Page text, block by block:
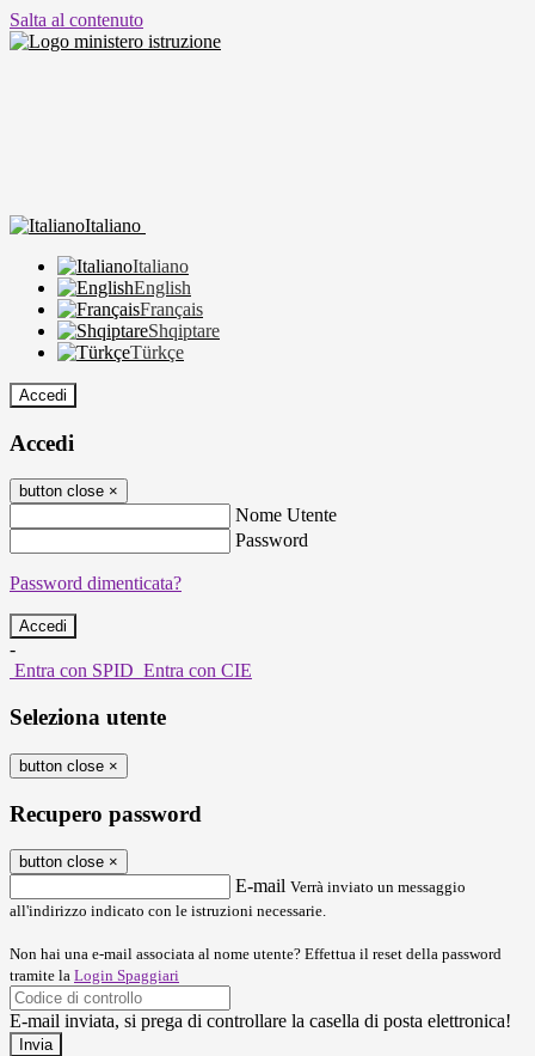
Salta al contenuto
Italiano
Italiano
English
Français
Shqiptare
Türkçe
Accedi
Accedi
button close ×
Nome Utente
Password
Password dimenticata?
-
Entra con SPID Entra con CIE
Seleziona utente
button close ×
Recupero password
button close ×
E-mail Verrà inviato un messaggio
all'indirizzo indicato con le istruzioni necessarie.
Non hai una e-mail associata al nome utente? Effettua il reset della password
tramite la Login Spaggiari
E-mail inviata, si prega di controllare la casella di posta elettronica!